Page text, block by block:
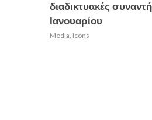
διαδικτυακές
Ιανουαρίου
Media, Icons